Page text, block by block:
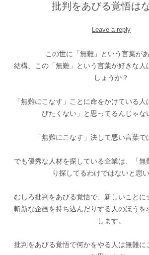
批判をあびる覚悟は
Leave a reply
この世に「無難」という言葉があ
結構、この「無難」という言葉が好きな人
しょうか？
「無難にこなす」ことに命をかけている
びたくない」と思ってるんじゃな
「無難にこなす」決して悪い言葉で
でも優秀な人材を探している企業は、「無
り探してるわけではないと思い
むしろ批判をあびる覚悟で、新しいことに
斬新な企画を持ち込んだりする人のほうを
します。
批判をあびる覚悟で何かをやる人は無難に